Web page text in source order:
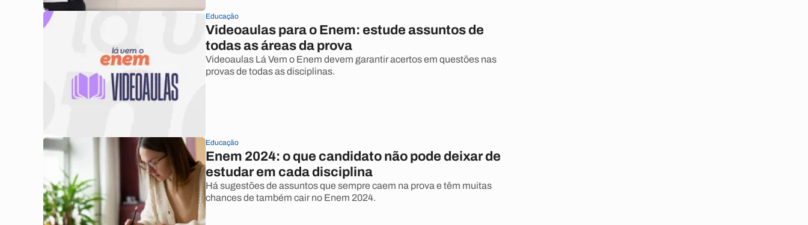
Educação
Videoaulas para o Enem: estude assuntos de
todas as áreas da prova
Videoaulas Lá Vem o Enem devem garantir acertos em questões nas
provas de todas as disciplinas.
Educação
Enem 2024: o que candidato não pode deixar de
estudar em cada disciplina
Há sugestões de assuntos que sempre caem na prova e têm muitas
chances de também cair no Enem 2024.